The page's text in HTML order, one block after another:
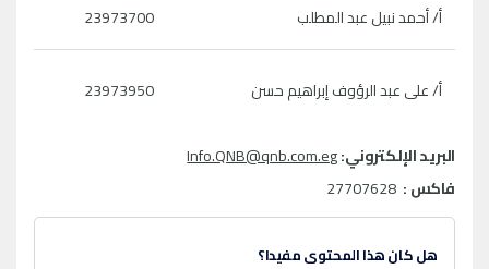
أ/ أحمد نبيل عبد المطلب 23973700
أ/ على عبد الرؤوف إبراهيم حسن 23973950
البريد الإلكتروني:Info.QNB@qnb.com.eg
فاكس :
هل كان هذا المحتوى مفيدا؟